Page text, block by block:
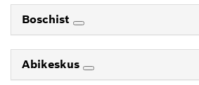
Boschist
Abikeskus